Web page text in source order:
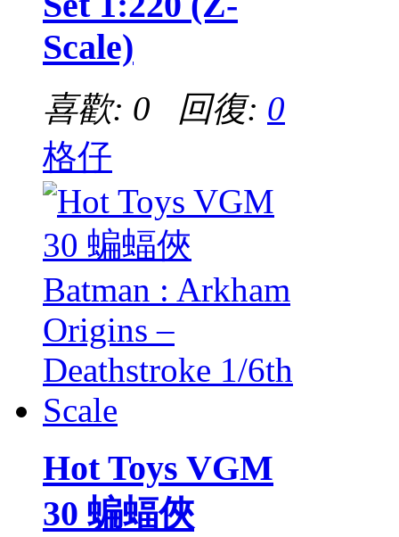
Scale)
喜歡: 0 回復: 0
格仔
Hot Toys VGM
30 蝙蝠俠